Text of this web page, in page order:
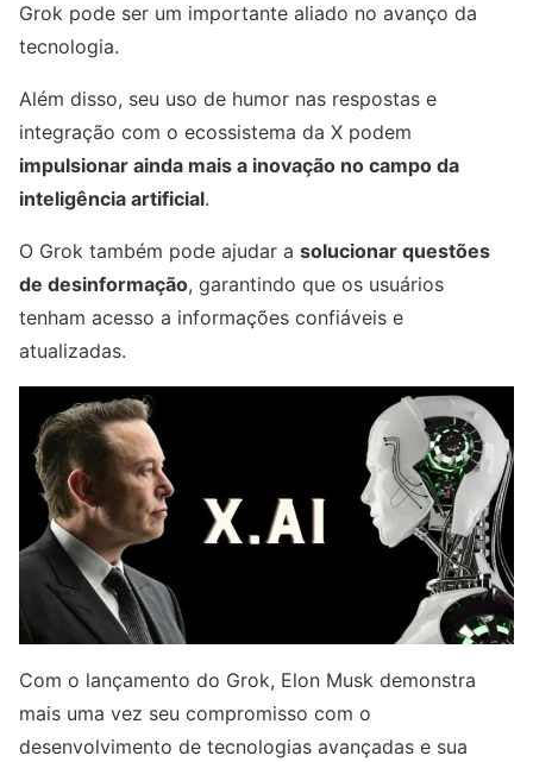
Grok pode ser um importante aliado no avanço da
tecnologia.
Além disso, seu uso de humor nas respostas e
integração com o ecossistema da X podem
impulsionar ainda mais a inovação no campo da
inteligência artificial.
O Grok também pode ajudar a solucionar questões
de desinformação, garantindo que os usuários
tenham acesso a informações confiáveis e
atualizadas.
Com o lançamento do Grok, Elon Musk demonstra
mais uma vez seu compromisso com o
desenvolvimento de tecnologias avançadas e sua